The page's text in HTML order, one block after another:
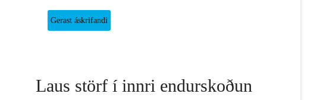
Laus störf í innri endurskoðun